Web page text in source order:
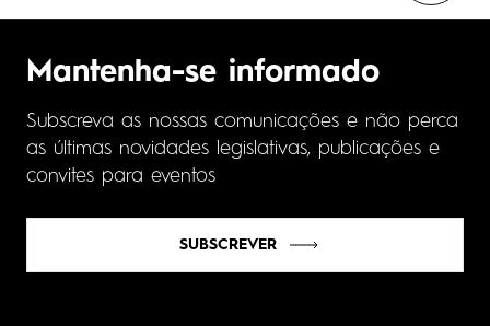
Mantenha-se informado
Subscreva as nossas comunicações e não perca
as últimas novidades legislativas, publicações e
convites para eventos
SUBSCREVER